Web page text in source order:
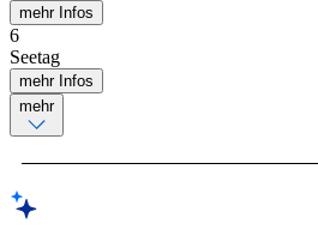
mehr Infos
6
Seetag
mehr Infos
mehr